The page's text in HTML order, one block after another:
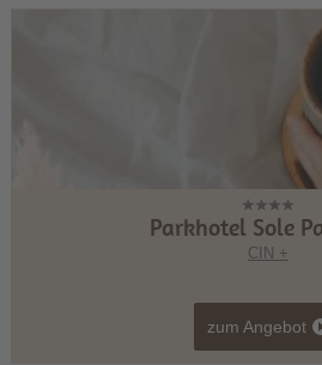
Parkhotel Sole
CIN +
zum Angebot